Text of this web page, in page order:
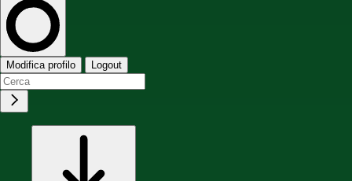
Modifica profilo Logout